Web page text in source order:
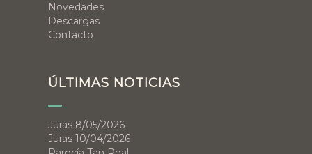
Novedades
Descargas
Contacto
ÚLTIMAS NOTICIAS
Juras 8/05/2026
Juras 10/04/2026